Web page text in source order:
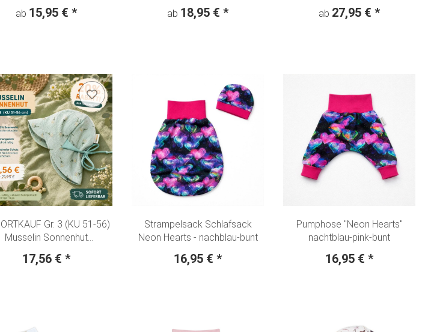
ab 15,95 € *
beige
ab 18,95 € * ab 27,95 € *
Gr. 3 (KU 51-56)
Musselin Sonnenhut
"Pusteblumen" mint
17,56 € *
Strampelsack Schlafsack
Neon Hearts - nachblau-bunt
16,95 € *
Pumphose "Neon Hearts"
nachtblau-pink-bunt
16,95 € *